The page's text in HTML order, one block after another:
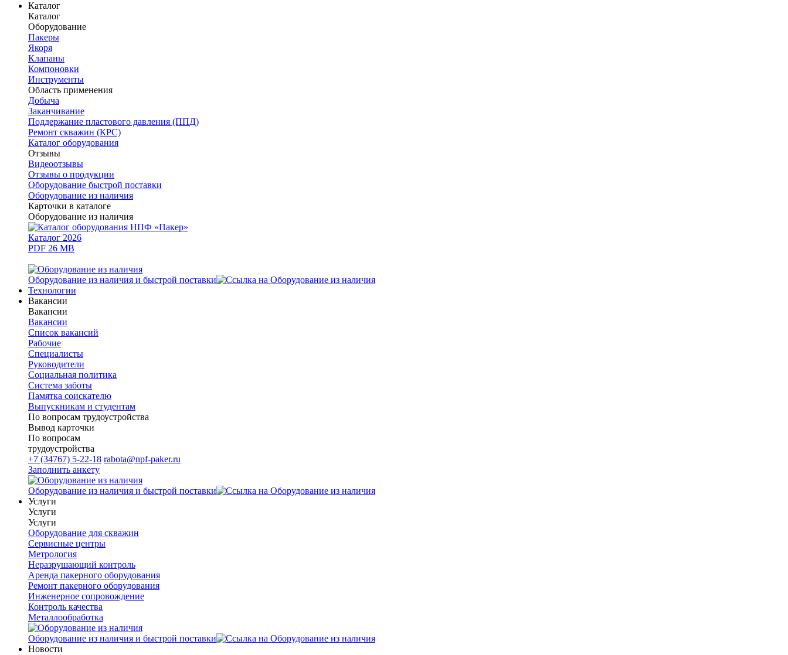
Каталог
Каталог
Оборудование
Пакеры
Якоря
Клапаны
Компоновки
Инструменты
Область применения
Добыча
Заканчивание
Поддержание пластового давления (ППД)
Ремонт скважин (КРС)
Каталог оборудования
Отзывы
Видеоотзывы
Отзывы о продукции
Оборудование быстрой поставки
Оборудование из наличия
Карточки в каталоге
Оборудование из наличия
Каталог 2026
PDF 26 MB
Оборудование из наличия и быстрой поставки
Технологии
Вакансии
Вакансии
Вакансии
Список вакансий
Рабочие
Специалисты
Руководители
Cоциальная политика
Система заботы
Памятка соискателю
Выпускникам и студентам
По вопросам трудоустройства
Вывод карточки
По вопросам
трудоустройства
+7 (34767) 5-22-18 rabota@npf-paker.ru
Заполнить анкету
Оборудование из наличия и быстрой поставки
Услуги
Услуги
Услуги
Оборудование для скважин
Сервисные центры
Метрология
Неразрушающий контроль
Аренда пакерного оборудования
Ремонт пакерного оборудования
Инженерное сопровождение
Контроль качества
Металлообработка
Оборудование из наличия и быстрой поставки
Новости